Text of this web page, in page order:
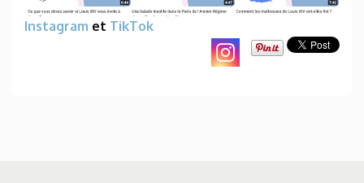
Instagram et TikTok